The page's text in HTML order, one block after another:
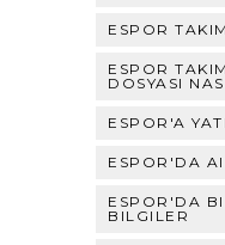
ESPOR
ESPOR
DOSYASI
ESPOR'A
ESPOR'DA
ESPOR'DA
BILGILER